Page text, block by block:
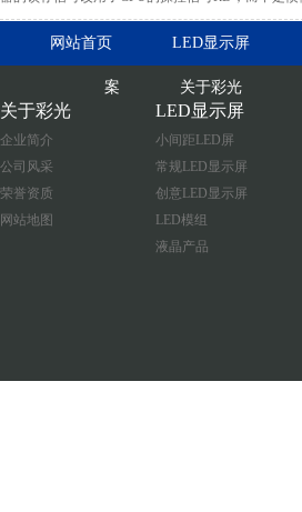
网站首页 LED显示屏
案 关于彩光
关于彩光
企业简介
公司风采
荣誉资质
网站地图
LED显示屏
小间距LED屏
常规LED显示屏
创意LED显示屏
LED模组
液晶产品